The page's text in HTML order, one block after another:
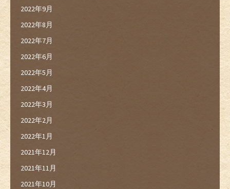
2022年9月
2022年8月
2022年7月
2022年6月
2022年5月
2022年4月
2022年3月
2022年2月
2022年1月
2021年12月
2021年11月
2021年10月